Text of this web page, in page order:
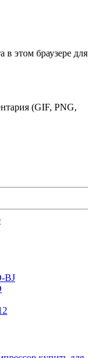
в этом браузере для
(GIF, PNG,
BJ